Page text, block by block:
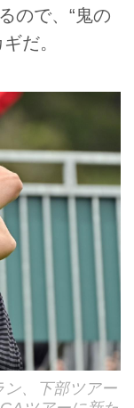
ので、“鬼の
だ。
ン、下部ツアー